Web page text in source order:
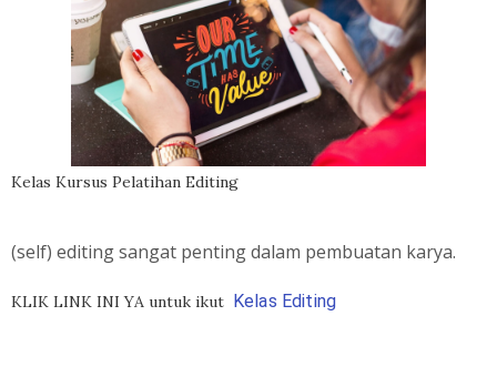
Kelas Kursus Pelatihan Editing
(self) editing sangat penting dalam pembuatan karya.
KLIK LINK INI YA untuk ikut Kelas Editing